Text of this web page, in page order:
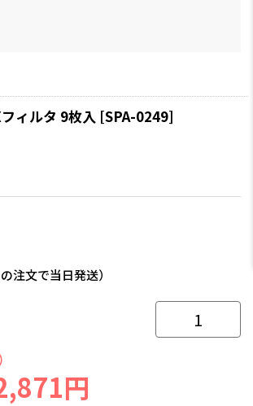
ィルタ 9枚入 [SPA-0249]
注文で当日発送）
円